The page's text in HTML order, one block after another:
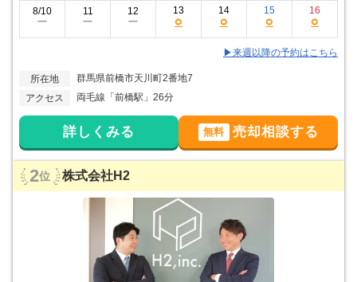
8/10
ー
11
ー
12
ー
13
○
14
○
15
○
16
○
▶来週以降の予約はこちら
所在地
群馬県前橋市天川町2番地7
アクセス
両毛線「前橋駅」26分
詳しくみる 無料 売却相談する
2位 株式会社H2